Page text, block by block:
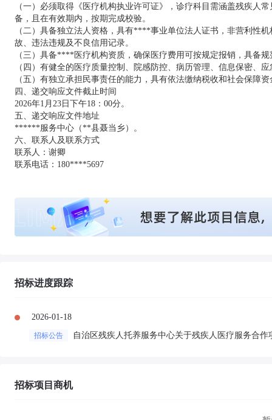
（一）必须取得《医疗机构执业许可证》，诊疗科目需涵盖残疾人
备，且在有效期内，按期完成校验。
（二）具备独立法人资格，具有****事业单位法人证书，非营利性
故、违法违规及不良信用记录。
（三）具备****医疗机构资质，确保医疗费用可按规定报销，具备
（四）有健全的医疗质量控制、院感防控、病历管理、信息保密、
（五）有独立承担民事责任的能力，具有依法缴纳税收和社会保障
四、递交响应文件截止时间
2026年1月23日下午18：00分。
五、递交响应文件地址
******服务中心（**县聂当乡）。
六、联系人及联系方式
联系人：谢卿
联系电话：180****5697
招标进度跟踪
2026-01-18
招标公告 自治区残疾人托养服务中心关于残疾人医疗服务合作
招标项目商机